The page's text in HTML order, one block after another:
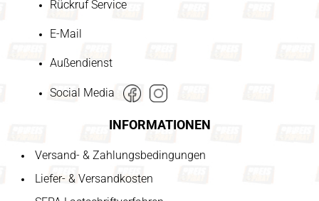
Rückruf Service
E-Mail
Außendienst
Social Media
INFORMATIONEN
Versand- & Zahlungsbedingungen
Liefer- & Versandkosten